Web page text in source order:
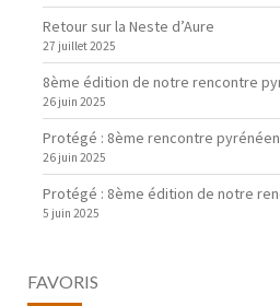
Retour sur la Neste d’Aure
27 juillet 2025
8ème édition de notre rencontre
26 juin 2025
Protégé : 8ème rencontre
26 juin 2025
Protégé : 8ème édition de notre
5 juin 2025
FAVORIS